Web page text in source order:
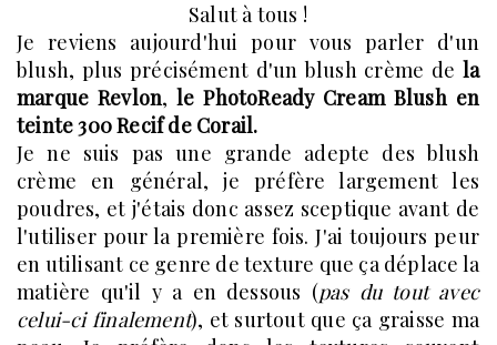
Salut à tous !
Je reviens aujourd'hui pour vous parler d'un
blush, plus précisément d'un blush crème de la
marque Revlon,le PhotoReady Cream Blush en
teinte 300 Recif de Corail.
Je ne suis pas une grande adepte des blush
crème en général, je préfère largement les
poudres, et j'étais donc assez sceptique avant de
l'utiliser pour la première fois. J'ai toujours peur
en utilisant ce genre de texture que ça déplace la
matière qu'il y a en dessous (pas du tout avec
celui-ci finalement), et surtout que ça graisse ma